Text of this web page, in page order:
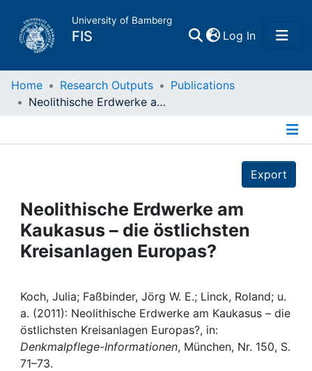
University of Bamberg
FIS Log In(current)
Home
Projects
People
Awards
My FIS
Home Research Outputs
Publications
Neolithische Erdwerke am Kaukasus – die östlichsten Kreisanlagen Europas?
Export
Neolithische Erdwerke am
Kaukasus – die östlichsten
Kreisanlagen Europas?
Koch, Julia; Faßbinder, Jörg W. E.; Linck, Roland; u.
a. (2011): Neolithische Erdwerke am Kaukasus – die
östlichsten Kreisanlagen Europas?, in:
Denkmalpflege-Informationen, München, Nr. 150, S.
71–73.